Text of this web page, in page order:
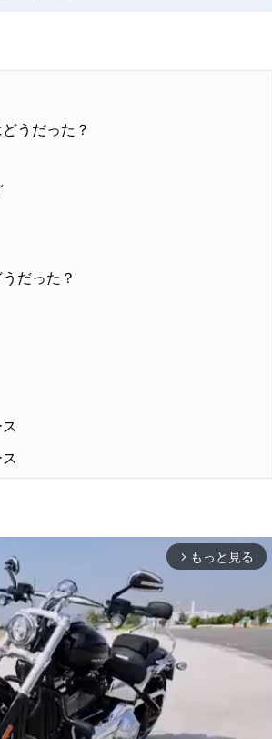
うだった？
だった？
arrow_forward_ios もっと見る